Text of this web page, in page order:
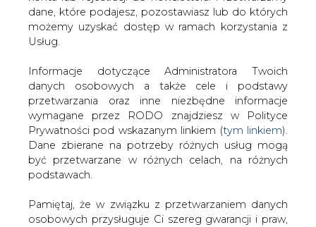
Informacje dotyczące Administratora Twoich
danych osobowych a także cele i podstawy
przetwarzania oraz inne niezbędne informacje
Prywatności pod wskazanym linkiem (tym linkiem).
Dane zbierane na potrzeby różnych usług mogą
być przetwarzane w różnych celach, na różnych
podstawach.
Pamiętaj, że w związku z przetwarzaniem danych
osobowych przysługuje Ci szereg gwarancji i praw,
a przede wszystkim prawo do odwołania zgody
danych. Prawa te będą przez nas bezwzględnie
przestrzegane. Prawo do wniesienia sprzeciwu
udostępnij:
państwa po styczniu 2025 r.